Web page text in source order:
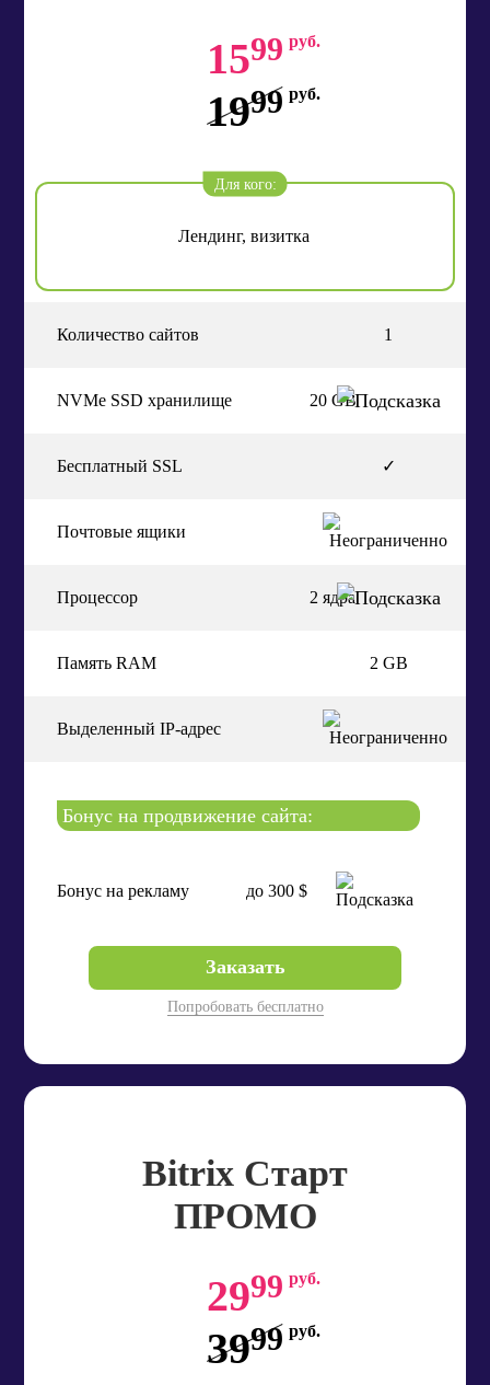
1599 руб.
1999 руб.
Для кого:
Лендинг, визитка
Количество сайтов 1
NVMe SSD хранилище 20 GB
Бесплатный SSL ✓
Почтовые ящики
Процессор 2 ядра
Память RAM 2 GB
Выделенный IP-адрес
Бонус на продвижение сайта:
Бонус на рекламу до 300 $
Заказать
Попробовать бесплатно
Bitrix Старт
ПРОМО
2999 руб.
3999 руб.